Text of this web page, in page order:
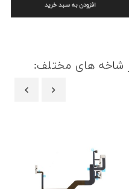
افزودن به سبد خرید